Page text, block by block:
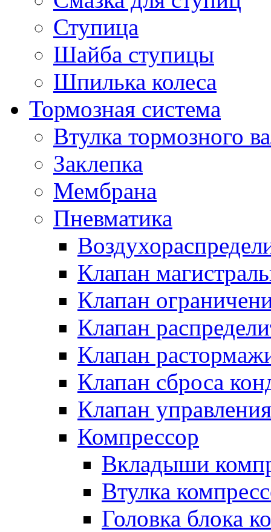
Ступица
Шайба ступицы
Шпилька колеса
Тормозная система
Втулка тормозного
Заклепка
Мембрана
Пневматика
Клапан
Клапан
Клапан
Клапан
Клапан сброса
Клапан управления
Компрессор
Вкладыши
Втулка
Головка блока